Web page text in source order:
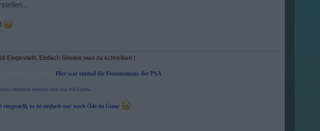
Eingestellt. Einfach Sinnlos was zu schreiben !
Hier war einmal die Forumsmaus der PSA
Minimum reduziert nach dem PvP-Update
eingestellt, es ist einfach nur noch Öde im Game